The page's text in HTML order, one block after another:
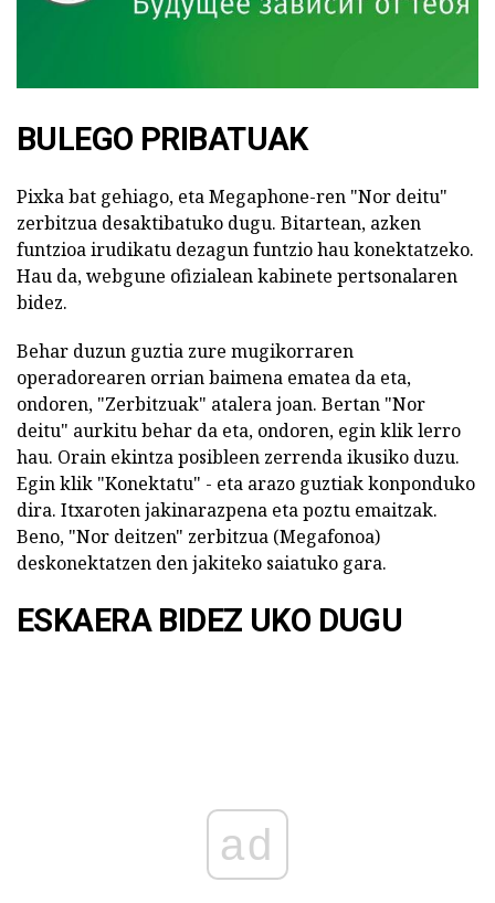
BULEGO PRIBATUAK
Pixka bat gehiago, eta Megaphone-ren "Nor deitu"
zerbitzua desaktibatuko dugu. Bitartean, azken
funtzioa irudikatu dezagun funtzio hau konektatzeko.
Hau da, webgune ofizialean kabinete pertsonalaren
bidez.
Behar duzun guztia zure mugikorraren
operadorearen orrian baimena ematea da eta,
ondoren, "Zerbitzuak" atalera joan. Bertan "Nor
deitu" aurkitu behar da eta, ondoren, egin klik lerro
hau. Orain ekintza posibleen zerrenda ikusiko duzu.
Egin klik "Konektatu" - eta arazo guztiak konponduko
dira. Itxaroten jakinarazpena eta poztu emaitzak.
Beno, "Nor deitzen" zerbitzua (Megafonoa)
deskonektatzen den jakiteko saiatuko gara.
ESKAERA BIDEZ UKO DUGU
ad